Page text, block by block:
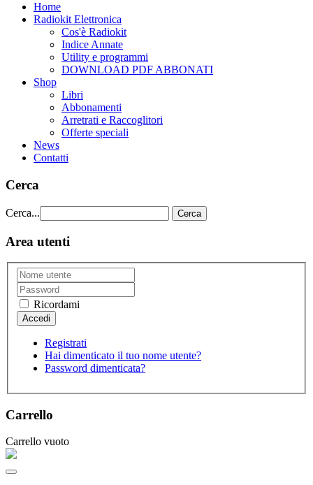
Home
Radiokit Elettronica
Cos'è Radiokit
Indice Annate
Utility e programmi
DOWNLOAD PDF ABBONATI
Shop
Libri
Abbonamenti
Arretrati e Raccoglitori
Offerte speciali
News
Contatti
Cerca
Cerca... Cerca
Area utenti
Ricordami
Registrati
Hai dimenticato il tuo nome utente?
Password dimenticata?
Carrello
Carrello vuoto